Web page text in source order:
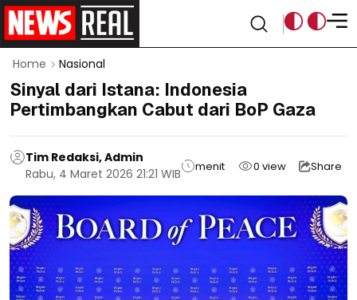
Home Nasional
Sinyal dari Istana: Indonesia
Pertimbangkan Cabut dari BoP Gaza
Tim Redaksi, Admin
Rabu, 4 Maret 2026 21:21 WIB
menit 0 view Share